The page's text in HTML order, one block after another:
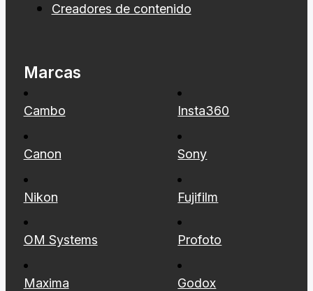
Creadores de contenido
Marcas
Cambo Insta360
Canon Sony
Nikon Fujifilm
OM Systems Profoto
Maxima Godox